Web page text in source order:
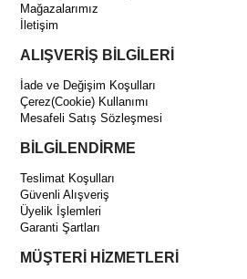
Mağazalarımız
İletişim
ALIŞVERİŞ BİLGİLERİ
İade ve Değişim Koşulları
Çerez(Cookie) Kullanımı
Mesafeli Satış Sözleşmesi
BİLGİLENDİRME
Teslimat Koşulları
Güvenli Alışveriş
Üyelik İşlemleri
Garanti Şartları
MÜŞTERİ HİZMETLERİ